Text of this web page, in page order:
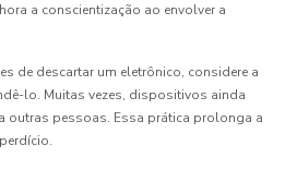
a conscientização ao envolver a
de descartar um eletrônico, considere a
lo. Muitas vezes, dispositivos ainda
outras pessoas. Essa prática prolonga a